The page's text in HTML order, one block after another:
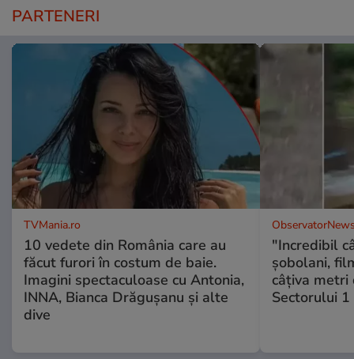
PARTENERI
TVMania.ro
10 vedete din România care au
făcut furori în costum de baie.
Imagini spectaculoase cu Antonia,
INNA, Bianca Drăgușanu și alte
dive
"Incredibil
șobolani,
câțiva metri
Sectorului 1